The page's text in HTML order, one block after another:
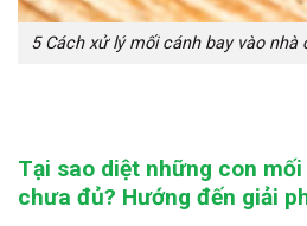
5 Cách xử lý mối cánh bay vào
Tại sao diệt những con
chưa đủ? Hướng đến giải